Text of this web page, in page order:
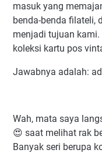
masuk yang
benda-benda filateli,
menjadi tujuan
koleksi kartu pos
Jawabnya adalah:
Wah, mata saya
😍 saat melihat rak
Banyak seri berupa